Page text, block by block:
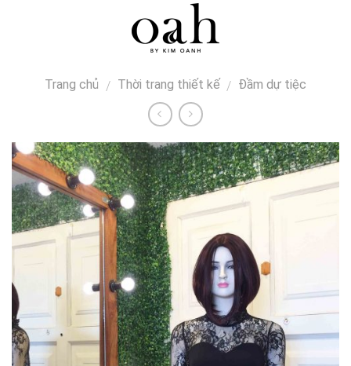
Trang chủ / Thời trang thiết kế / Đầm dự tiệc